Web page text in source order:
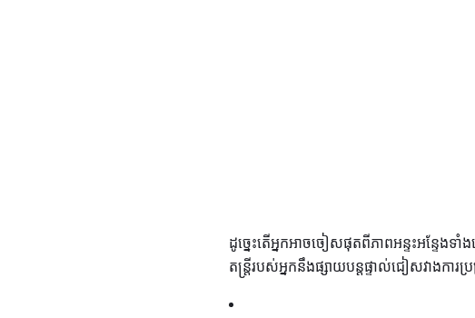
ដូច្នេះតើអ្នកអាចចៀសផុតពីភាពអន្ទះអន្ទែង
តន្រ្តីរបស់អ្នកនឹងផ្សាយបន្តផ្ទាល់ជៀសវាងការប្រ